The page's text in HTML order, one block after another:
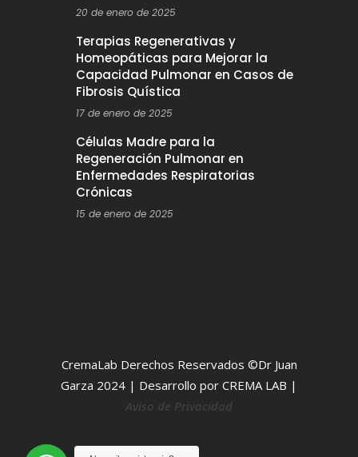
20 de enero de 2025
Terapias Regenerativas y
Homeopáticas para Mejorar la
Capacidad Pulmonar en Casos de
Fibrosis Quística
17 de enero de 2025
Células Madre para la
Regeneración Pulmonar en
Enfermedades Respiratorias
Crónicas
15 de enero de 2025
CremaLab Derechos Reservados ©Dr Juan
Garza 2024 | Desarrollo por CREMA LAB |
Aviso de Privacidad